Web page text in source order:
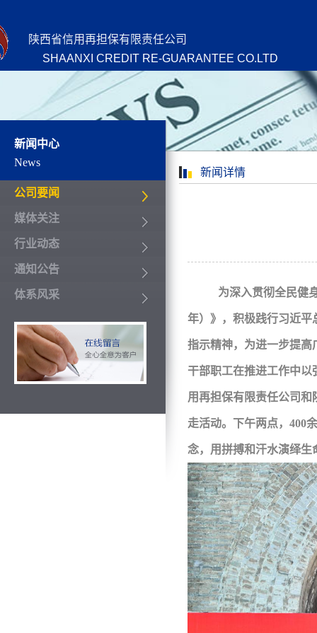
陕西省信用再担保有限责任公司
SHAANXI CREDIT RE-GUARANTEE CO.LTD
新闻中心
News
公司要闻
媒体关注
行业动态
通知公告
体系风采
新闻详情
为深入贯彻全民健
年）》，积极践行习近平
指示精神，为进一步提高
干部职工在推进工作中以
用再担保有限责任公司和
走活动。下午两点，400
念，用拼搏和汗水演绎生